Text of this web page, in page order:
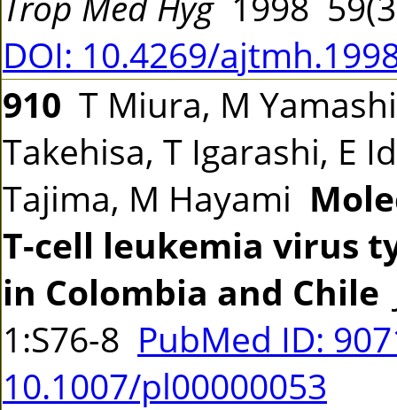
DOI: 10.4269/
910 T Miura, M
Takehisa, T Igarashi, E
Tajima, M Hayami
T-cell leukemia virus
in Colombia and Chile
1:S76-8 PubMed ID:
10.1007/pl00000053